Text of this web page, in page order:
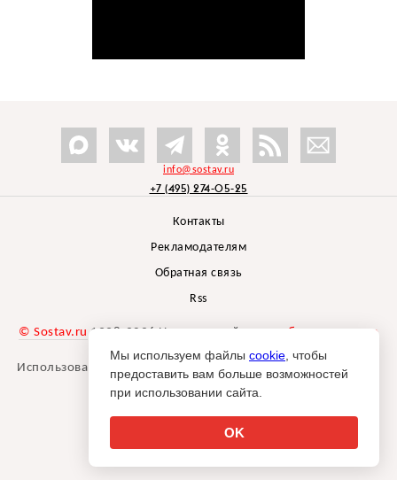
info@sostav.ru
+7 (495) 274-05-25
Контакты
Рекламодателям
Обратная связь
Rss
© Sostav.ru 1998-2026 Независимый проектбрендингового
агентства Depot
Использование материалов Sostav.ru допустимо только при
указании источника.
Мы используем файлы cookie , чтобы
предоставить вам больше возможностей
при использовании сайта.
OK